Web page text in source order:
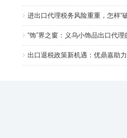
进出口代理税务风险重重，怎样“
“饰”界之窗：义乌小饰品出口代理
出口退税政策新机遇：优鼎嘉助